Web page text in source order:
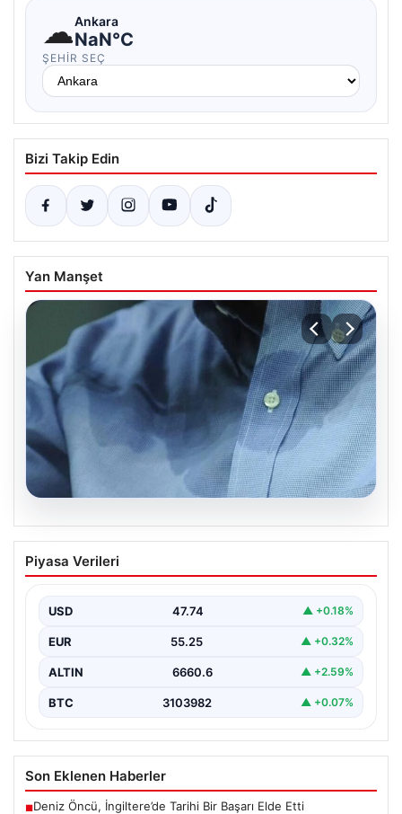
☁Ankara
NaN°C
ŞEHIR SEÇ
Bizi Takip Edin
Yan Manşet
Yargıtay kararını verdi. Ter kokan koca
tazminat ödeyecek
Boşanma ve Tazminat Ödemesi”, “content”: “ Yargıtay…
Piyasa Verileri
USD 47.74 ▲ +0.18%
EUR 55.25 ▲ +0.32%
ALTIN 6660.6 ▲ +2.59%
BTC 3103982 ▲ +0.07%
Son Eklenen Haberler
■Deniz Öncü, İngiltere’de Tarihi Bir Başarı Elde Etti